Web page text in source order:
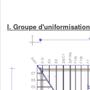
I. Groupe d'uniformisation